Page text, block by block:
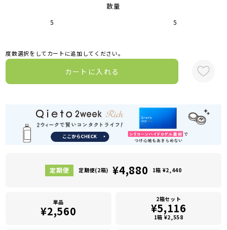
数量
5 5
度数選択をしてカートに追加してください。
カートに入れる
定期便(2箱) ¥4,880 1箱 ¥2,440
単品
¥2,560
2箱セット
¥5,116
1箱 ¥2,558